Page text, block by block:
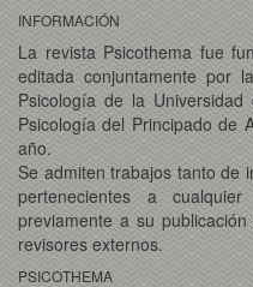
INFORMACIÓN
La revista Psicothema fue
editada conjuntamente por
Psicología de la
Psicología del Principado de
año.
Se admiten trabajos tanto de
pertenecientes a
previamente a su
revisores externos.
PSICOTHEMA